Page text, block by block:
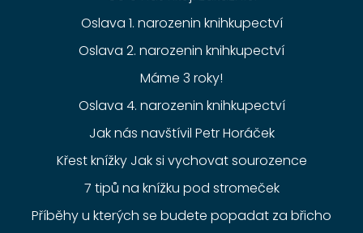
Oslava 1. narozenin knihkupectví
Oslava 2. narozenin knihkupectví
Máme 3 roky!
Oslava 4. narozenin knihkupectví
Jak nás navštívil Petr Horáček
Křest knížky Jak si vychovat sourozence
7 tipů na knížku pod stromeček
Příběhy u kterých se budete popadat za břicho